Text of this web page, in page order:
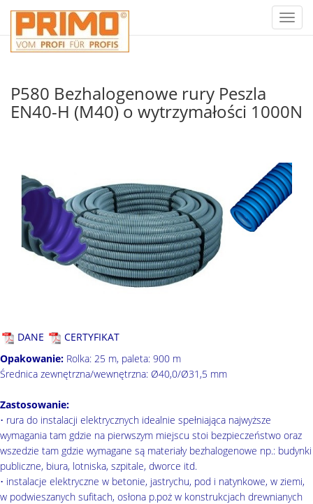
P580 Bezhalogenowe rury Peszla
EN40-H (M40) o wytrzymałości 1000N
DANE
CERTYFIKAT
Opakowanie: Rolka: 25 m, paleta: 900 m
Średnica zewnętrzna/wewnętrzna: Ø40,0/Ø31,5 mm
Zastosowanie:
• rura do instalacji elektrycznych idealnie spełniająca najwyższe
wymagania tam gdzie na pierwszym miejscu stoi bezpieczeństwo oraz
wszedzie tam gdzie wymagane są materiały bezhalogenowe np.: budynki
publiczne, biura, lotniska, szpitale, dworce itd.
• instalacje elektryczne w betonie, jastrychu, pod i natynkowe, w ziemi,
w podwieszanych sufitach, osłona p.poż w konstrukcjach drewnianych